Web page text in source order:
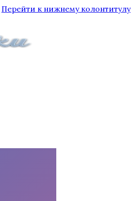
Перейти к нижнему колонтитулу